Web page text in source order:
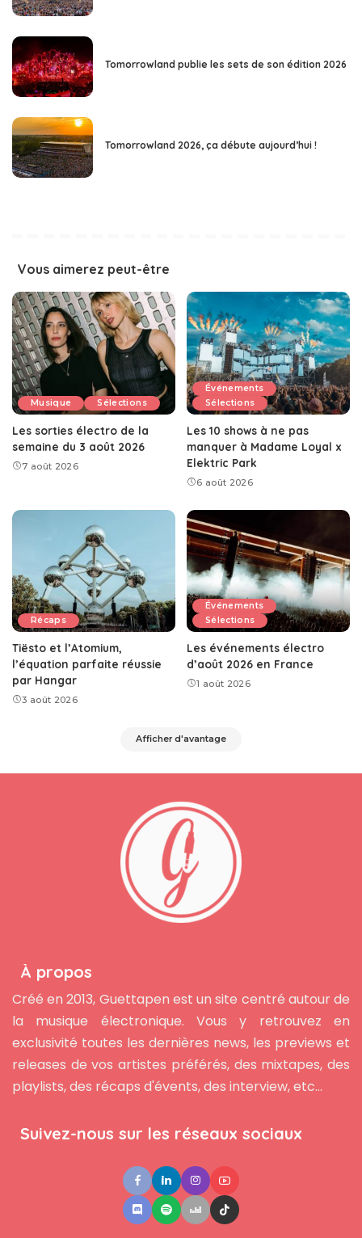
Tomorrowland publie les sets de son édition 2026
Tomorrowland 2026, ça débute aujourd’hui !
Vous aimerez peut-être
Musique Sélections
Les sorties électro de la
semaine du 3 août 2026
7 août 2026
Événements
Sélections
Les 10 shows à ne pas
manquer à Madame Loyal x
Elektric Park
6 août 2026
Récaps
Tiësto et l’Atomium,
l’équation parfaite réussie
par Hangar
3 août 2026
Événements
Sélections
Les événements électro
d’août 2026 en France
1 août 2026
Afficher d'avantage
À propos
Créé en 2013, Guettapen est un site centré autour de
la musique électronique. Vous y retrouvez en
exclusivité toutes les dernières news, les previews et
releases de vos artistes préférés, des mixtapes, des
playlists, des récaps d'évents, des interview, etc...
Suivez-nous sur les réseaux sociaux